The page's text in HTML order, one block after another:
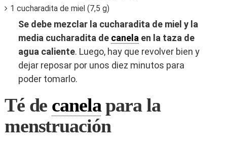
1 cucharadita de miel (7,5 g)
Se debe mezclar la cucharadita de miel y la
media cucharadita de canela en la taza de
agua caliente. Luego, hay que revolver bien y
dejar reposar por unos diez minutos para
poder tomarlo.
Té de canelapara la
menstruación